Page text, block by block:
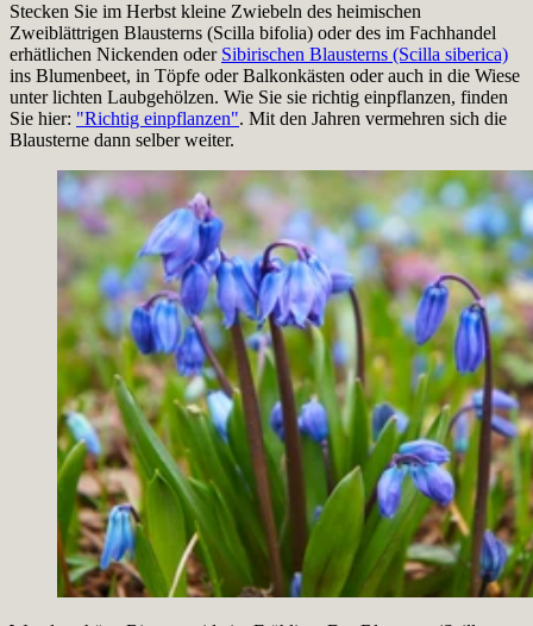
Stecken Sie im Herbst kleine Zwiebeln des heimischen
Zweiblättrigen Blausterns (Scilla bifolia) oder des im Fachhandel
erhätlichen Nickenden oder Sibirischen Blausterns (Scilla siberica)
ins Blumenbeet, in Töpfe oder Balkonkästen oder auch in die Wiese
unter lichten Laubgehölzen. Wie Sie sie richtig einpflanzen, finden
Sie hier: "Richtig einpflanzen". Mit den Jahren vermehren sich die
Blausterne dann selber weiter.